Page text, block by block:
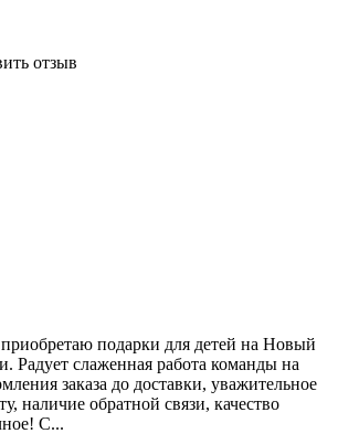
отзыв
подарки для детей на Новый
Радует слаженная работа команды на
заказа до доставки, уважительное
наличие обратной связи, качество
С...